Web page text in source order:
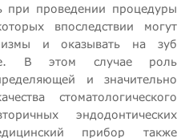
при проведении процедуры
впоследствии могут
и оказывать на зуб
В этом случае роль
и значительно
стоматологического
эндодонтических
прибор также